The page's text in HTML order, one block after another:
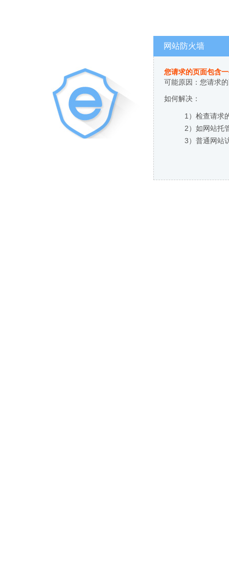
网站防火墙
您请求的页面包含
可能原因：您请求
如何解决：
1）检查请求
2）如网站托
3）普通网站